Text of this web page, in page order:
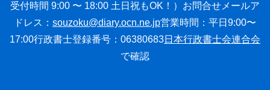
受付時間 9:00 〜 18:00 土日祝もOK！） お問合せメールア
ドレス： souzoku@diary.ocn.ne.jp営業時間：平日9:00〜
17:00行政書士登録番号：06380683日本行政書士会連合会
で確認